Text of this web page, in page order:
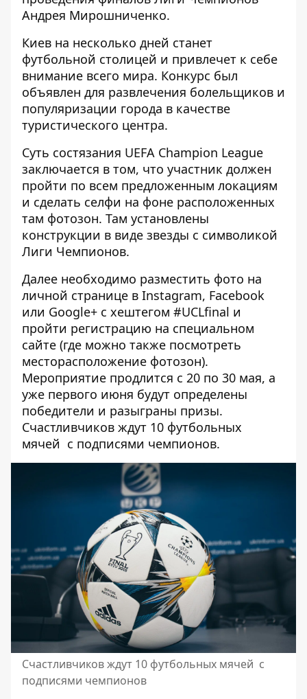
Андрея Мирошниченко.
Киев на несколько дней станет
футбольной столицей и привлечет к себе
внимание всего мира. Конкурс был
объявлен для развлечения болельщиков и
популяризации города в качестве
туристического центра.
Суть состязания UEFA Champion League
заключается в том, что участник должен
пройти по всем предложенным локациям
и сделать селфи на фоне расположенных
там фотозон. Там установлены
конструкции в виде звезды с символикой
Лиги Чемпионов.
Далее необходимо разместить фото на
личной странице в Instagram, Facebook
или Google+ с хештегом #UCLfinal и
пройти регистрацию на специальном
сайте (где можно также посмотреть
месторасположение фотозон).
Мероприятие продлится с 20 по 30 мая, а
уже первого июня будут определены
победители и разыграны призы.
Счастливчиков ждут 10 футбольных
мячей с подписями чемпионов.
Счастливчиков ждут 10 футбольных мячей с
подписями чемпионов